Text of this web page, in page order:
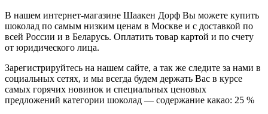
В нашем интернет-магазине Шаакен Дорф Вы можете купить
шоколад по самым низким ценам в Москве и с доставкой по
всей России и в Беларусь. Оплатить товар картой и по счету
от юридического лица.
Зарегистрируйтесь на нашем сайте, а так же следите за нами в
социальных сетях, и мы всегда будем держать Вас в курсе
самых горячих новинок и специальных ценовых
предложений категории шоколад — содержание какао: 25 %